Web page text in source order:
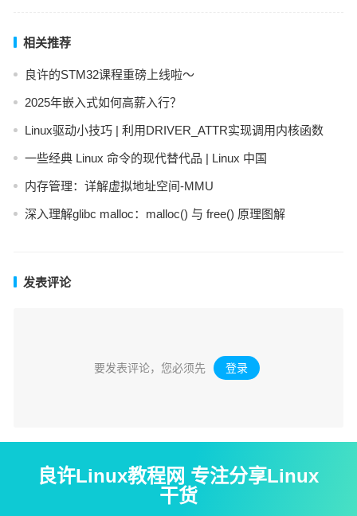
相关推荐
良许的STM32课程重磅上线啦～
2025年嵌入式如何高薪入行？
Linux驱动小技巧 | 利用DRIVER_ATTR实现调用内核函数
一些经典 Linux 命令的现代替代品 | Linux 中国
内存管理：详解虚拟地址空间-MMU
深入理解glibc malloc：malloc() 与 free() 原理图解
发表评论
要发表评论，您必须先 登录 。
良许Linux教程网 专注分享Linux
干货